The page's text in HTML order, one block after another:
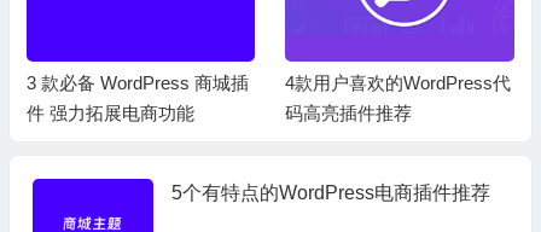
3 款必备 WordPress 商城插
件 强力拓展电商功能
4款用户喜欢的WordPress代
码高亮插件推荐
5个有特点的WordPress电商插件推荐